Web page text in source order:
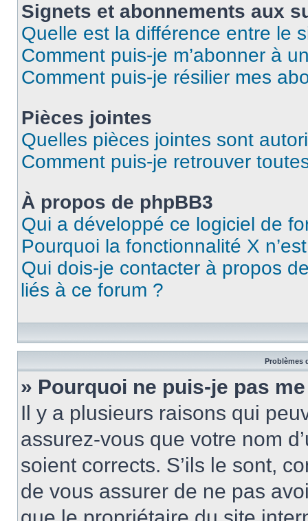
Signets et abonnements aux
Quelle est la différence entre le
Comment puis-je m’abonner à
Comment puis-je résilier mes
Pièces jointes
Quelles pièces jointes sont
Comment puis-je retrouver
À propos de phpBB3
Qui a développé ce logiciel de
Pourquoi la fonctionnalité X
Qui dois-je contacter à propos
liés à ce forum ?
Problèmes
» Pourquoi ne puis-je pas
Il y a plusieurs raisons qui
assurez-vous que votre nom
soient corrects. S’ils le sont,
de vous assurer de ne pas